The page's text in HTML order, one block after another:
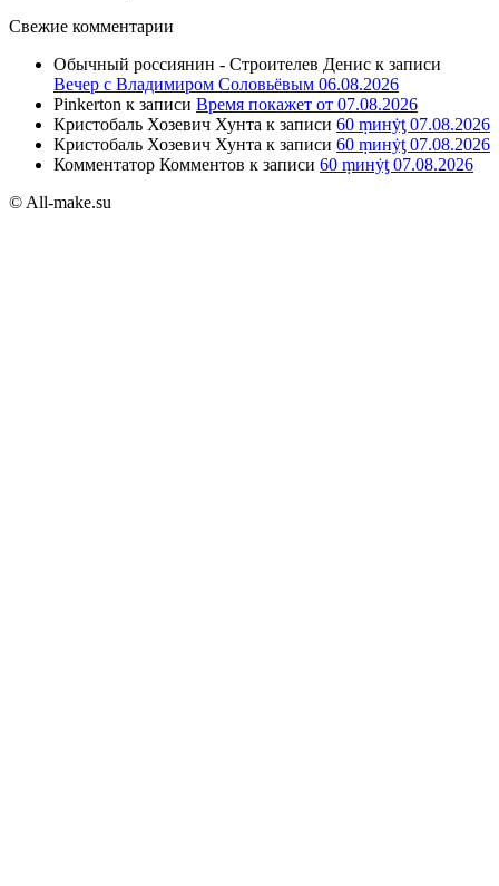
Свежие комментарии
Обычный россиянин - Строителев Денис к записи
Вечер с Владимиром Соловьёвым 06.08.2026
Pinkerton к записи Время покажет от 07.08.2026
Кристобаль Хозевич Хунта к записи 60 ṃинẏƫ 07.08.2026
Кристобаль Хозевич Хунта к записи 60 ṃинẏƫ 07.08.2026
Комментатор Комментов к записи 60 ṃинẏƫ 07.08.2026
© All-make.su